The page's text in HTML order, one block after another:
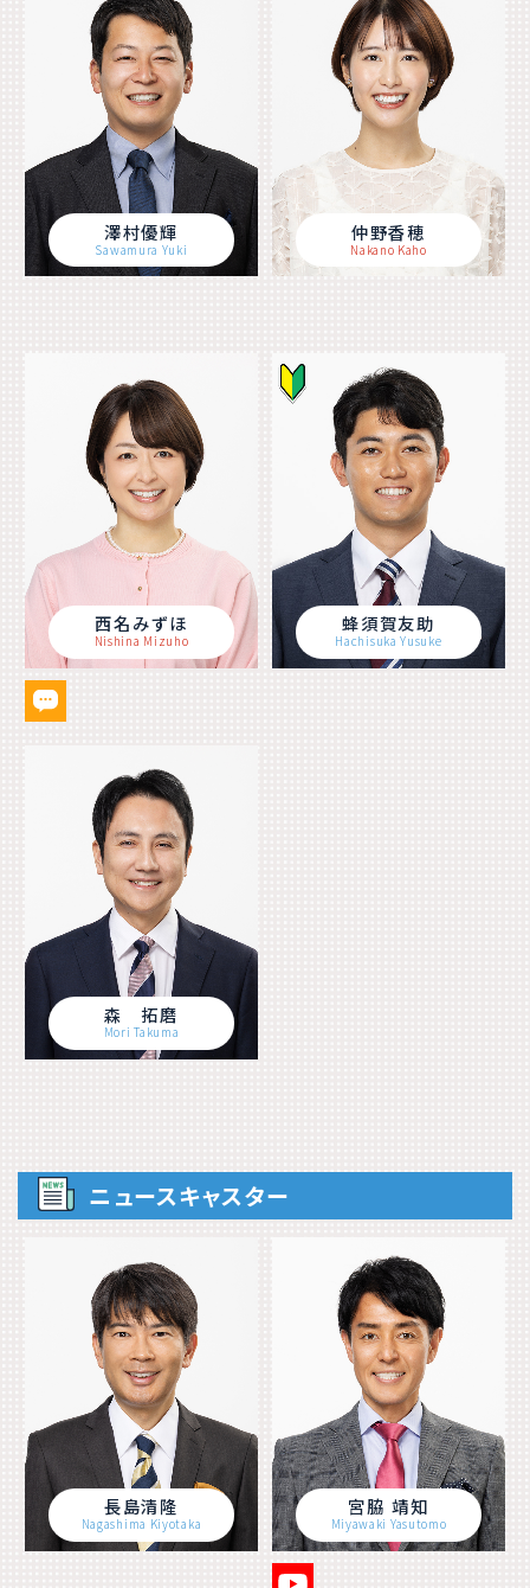
澤村優輝
Sawamura Yuki
仲野香穂
Nakano Kaho
西名みずほ
Nishina Mizuho
蜂須賀友助
Hachisuka Yusuke
森 拓磨
Mori Takuma
ニュースキャスター
長島清隆
Nagashima Kiyotaka
宮脇 靖知
Miyawaki Yasutomo